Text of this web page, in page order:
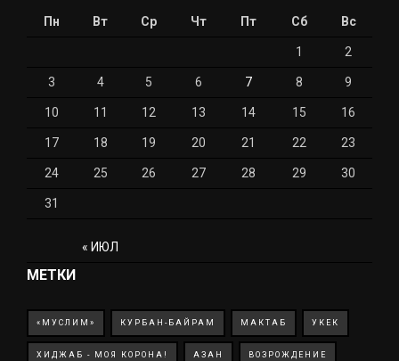
Пн Вт Ср Чт Пт Сб Вс
« ИЮЛ
1 2
3 4 5 6 7 8 9
10 11 12 13 14 15 16
17 18 19 20 21 22 23
24 25 26 27 28 29 30
31
МЕТКИ
«МУСЛИМ» КУРБАН-БАЙРАМ МАКТАБ УКЕК
ХИДЖАБ - МОЯ КОРОНА! АЗАН ВОЗРОЖДЕНИЕ